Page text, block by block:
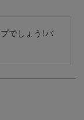
でしょう！バ